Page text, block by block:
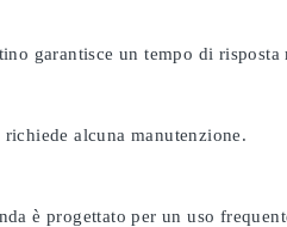
garantisce un tempo di
alcuna manutenzione.
è progettato per un uso